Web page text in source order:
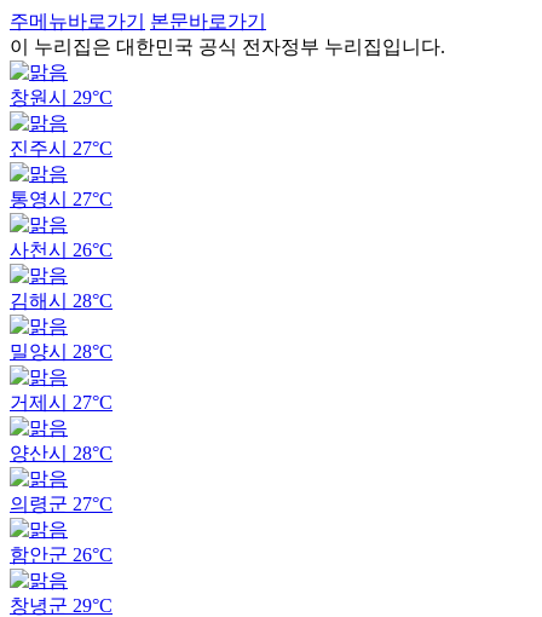
주메뉴바로가기
본문바로가기
이 누리집은 대한민국 공식 전자정부 누리집입니다.
창원시 29°C
진주시 27°C
통영시 27°C
사천시 26°C
김해시 28°C
밀양시 28°C
거제시 27°C
양산시 28°C
의령군 27°C
함안군 26°C
창녕군 29°C